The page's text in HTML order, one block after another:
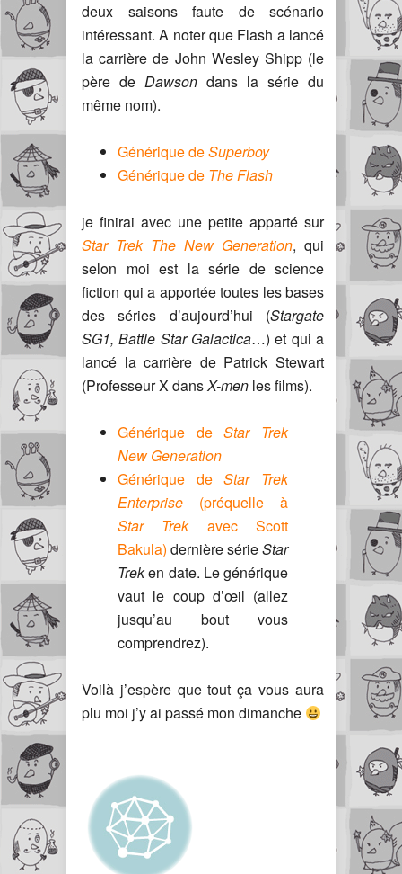
deux saisons faute de scénario
intéressant. A noter que Flash a lancé
la carrière de John Wesley Shipp (le
père de Dawson dans la série du
même nom).
Générique deSuperboy
Générique de The Flash
je finirai avec une petite apparté sur
Star Trek The New Generation, qui
selon moi est la série de science
fiction qui a apportée toutes les bases
des séries d’aujourd’hui (Stargate
SG1, Battle Star Galactica…) et qui a
lancé la carrière de Patrick Stewart
(Professeur X dansX-men les films).
Générique deStar Trek
New Generation
Générique deStar Trek
Enterprise (préquelle à
Star Trekavec Scott
Bakula) dernière sérieStar
Treken date. Le générique
vaut le coup d’œil (allez
jusqu’au bout vous
comprendrez).
Voilà j’espère que tout ça vous aura
plu moi j’y ai passé mon dimanche